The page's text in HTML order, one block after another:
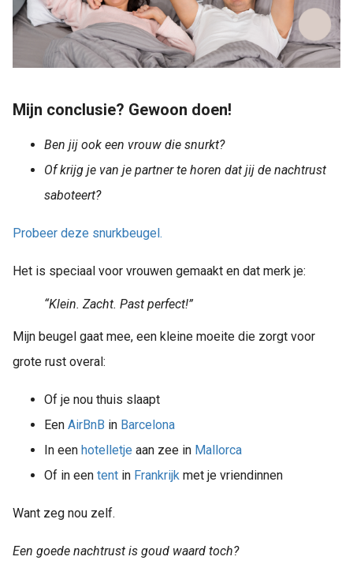
Mijn conclusie? Gewoon doen!
Ben jij ook een vrouw die snurkt?
Of krijg je van je partner te horen dat jij de nachtrust
saboteert?
Probeer deze snurkbeugel.
Het is speciaal voor vrouwen gemaakt en dat merk je:
“Klein. Zacht. Past perfect!”
Mijn beugel gaat mee, een kleine moeite die zorgt voor
grote rust overal:
Of je nou thuis slaapt
Een AirBnB in Barcelona
In een hotelletje aan zee in Mallorca
Of in een tent in Frankrijk met je vriendinnen
Want zeg nou zelf.
Een goede nachtrust is goud waard toch?